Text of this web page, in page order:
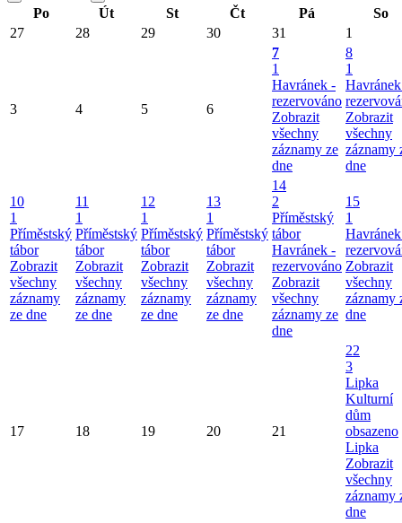
Po
Út St Čt Pá
So
27
28 29 30 31 1
3 4 5 6
7
1
Havránek -
rezervováno
Zobrazit
všechny
záznamy ze
dne
8
1
Zobrazit
všechny
záznamy
dne
10
1
Příměstský
tábor
Zobrazit
všechny
záznamy
ze dne
11
1
Příměstský
tábor
Zobrazit
všechny
záznamy
ze dne
12
1
Příměstský
tábor
Zobrazit
všechny
záznamy
ze dne
13
1
Příměstský
tábor
Zobrazit
všechny
záznamy
ze dne
14
2
Příměstský
tábor
Havránek -
rezervováno
Zobrazit
všechny
záznamy ze
dne
15
1
Zobrazit
všechny
záznamy
dne
17 18 19 20 21
22
3
Lipka
Kulturní
dům
obsazeno
Lipka
Zobrazit
všechny
záznamy
dne